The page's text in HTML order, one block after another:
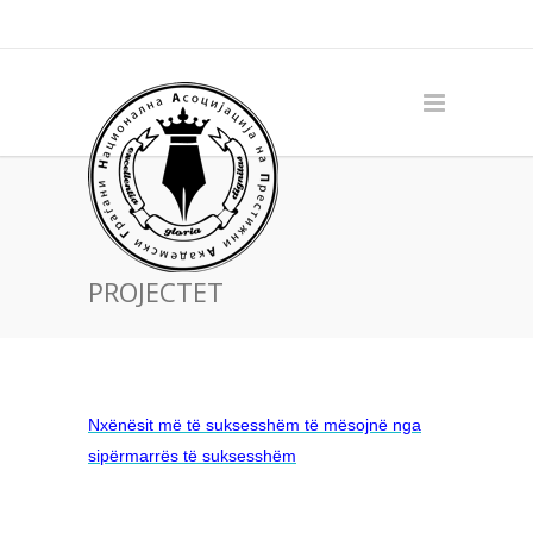
PROJECTET
Nxënësit më të suksesshëm të mësojnë nga
sipërmarrës të suksesshëm